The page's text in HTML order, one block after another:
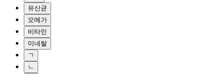
유산균
오메가
비타민
미네랄
ㄱ
ㄴ